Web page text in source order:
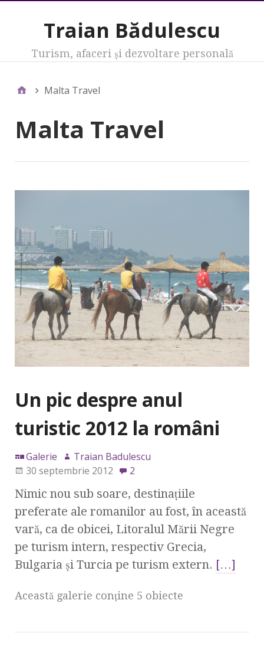
Traian Bădulescu
Turism, afaceri şi dezvoltare personală
Malta Travel
Malta Travel
Un pic despre anul
turistic 2012 la români
Galerie
Traian Badulescu
30 septembrie 2012
2
Nimic nou sub soare, destinaţiile
preferate ale romanilor au fost, în această
vară, ca de obicei, Litoralul Mării Negre
pe turism intern, respectiv Grecia,
Bulgaria şi Turcia pe turism extern. […]
Această galerie conţine 5 obiecte